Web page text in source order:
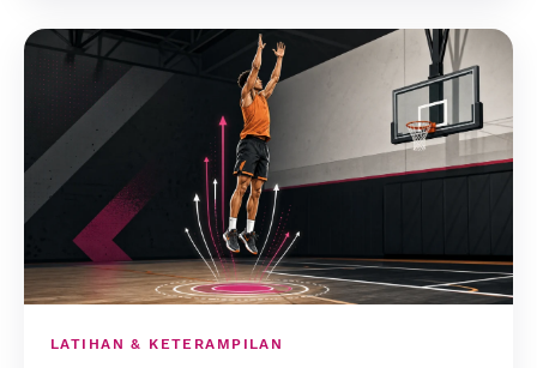
LATIHAN & KETERAMPILAN